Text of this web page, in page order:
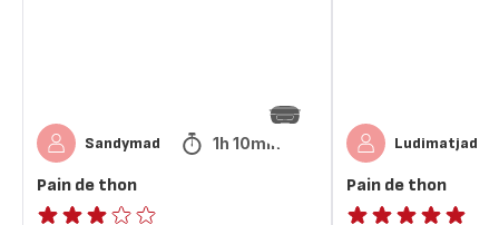
Sandymad 1h 10min
Pain de thon
Ludimatjade
Pain de thon